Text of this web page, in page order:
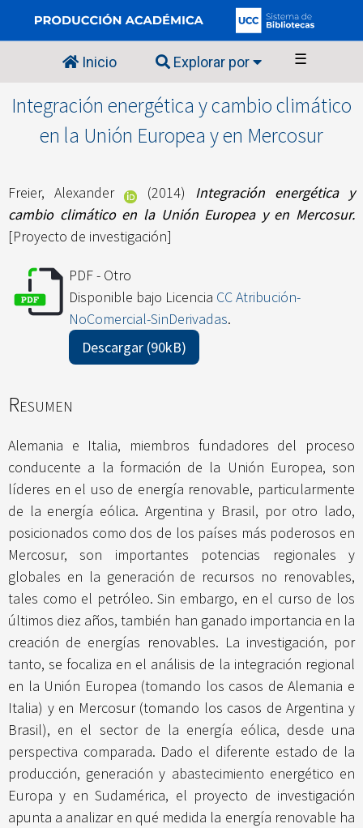
Inicio Explorar por ☰
Integración energética y cambio climático
en la Unión Europea y en Mercosur
Freier, Alexander (2014) Integración energética y
cambio climático en la Unión Europea y en Mercosur.
[Proyecto de investigación]
PDF - Otro
Disponible bajo Licencia CC Atribución-
NoComercial-SinDerivadas.
Descargar (90kB)
Resumen
Alemania e Italia, miembros fundadores del proceso
conducente a la formación de la Unión Europea, son
líderes en el uso de energía renovable, particularmente
de la energía eólica. Argentina y Brasil, por otro lado,
posicionados como dos de los países más poderosos en
Mercosur, son importantes potencias regionales y
globales en la generación de recursos no renovables,
tales como el petróleo. Sin embargo, en el curso de los
últimos diez años, también han ganado importancia en la
creación de energías renovables. La investigación, por
tanto, se focaliza en el análisis de la integración regional
en la Unión Europea (tomando los casos de Alemania e
Italia) y en Mercosur (tomando los casos de Argentina y
Brasil), en el sector de la energía eólica, desde una
perspectiva comparada. Dado el diferente estado de la
producción, generación y abastecimiento energético en
Europa y en Sudamérica, el proyecto de investigación
apunta a analizar en qué medida la energía renovable ha